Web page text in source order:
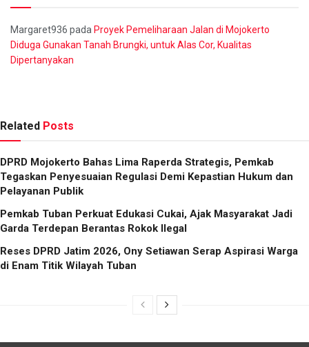
Margaret936 pada Proyek Pemeliharaan Jalan di Mojokerto
Diduga Gunakan Tanah Brungki, untuk Alas Cor, Kualitas
Dipertanyakan
Related Posts
DPRD Mojokerto Bahas Lima Raperda Strategis, Pemkab
Tegaskan Penyesuaian Regulasi Demi Kepastian Hukum dan
Pelayanan Publik
Pemkab Tuban Perkuat Edukasi Cukai, Ajak Masyarakat Jadi
Garda Terdepan Berantas Rokok Ilegal
Reses DPRD Jatim 2026, Ony Setiawan Serap Aspirasi Warga
di Enam Titik Wilayah Tuban